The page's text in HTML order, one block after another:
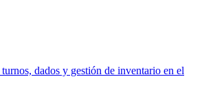
dados y gestión de inventario en el